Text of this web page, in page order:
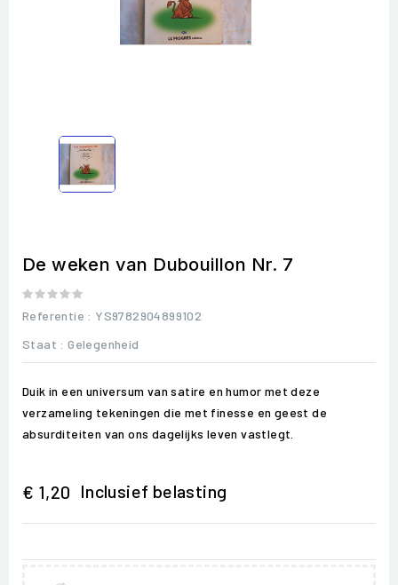
De weken van Dubouillon Nr. 7
Referentie : YS9782904899102
Staat : Gelegenheid
Duik in een universum van satire en humor met deze
verzameling tekeningen die met finesse en geest de
absurditeiten van ons dagelijks leven vastlegt.
€ 1,20 Inclusief belasting